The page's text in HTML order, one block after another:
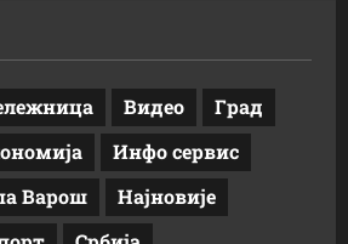
Видео
Град
Инфо сервис
Варош
Најновије